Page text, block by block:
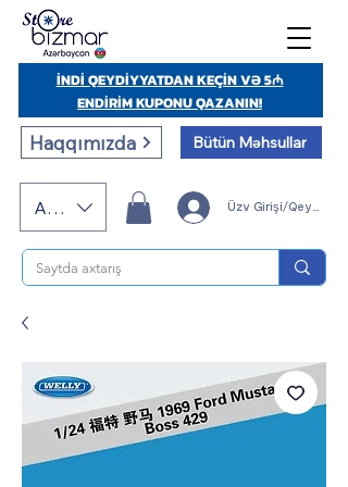
AZN (AZN) Üzv Girişi/Qeydiyyatı
Bütün Məhsullar
İNDİ QEYDİYYATDAN KEÇİN VƏ 5₼
ENDİRİM KUPONU QAZANIN!
Haqqımızda